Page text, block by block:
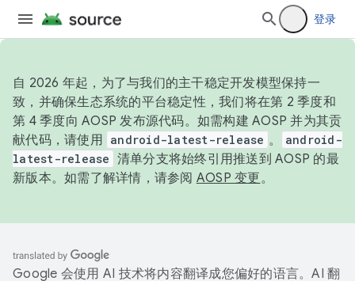
登录
自 2026 年起，为了与我们的主干稳定开发模型保持一
致，并确保生态系统的平台稳定性，我们将在第 2 季度和
第 4 季度向 AOSP 发布源代码。如需构建 AOSP 并为其贡
献代码，请使用 android-latest-release 。
android-
latest-release 清单分支将始终引用推送到 AOSP 的最
新版本。如需了解详情，请参阅 AOSP 变更。
Google 会使用 AI 技术将内容翻译成您偏好的语言。AI 翻